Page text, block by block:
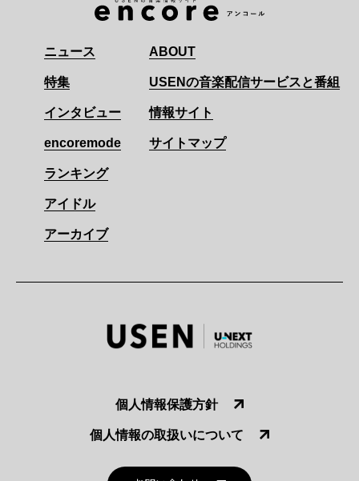
ニュース
特集
インタビュー
encoremode
ランキング
アイドル
アーカイブ
ABOUT
USENの音楽配信サービスと番組
情報サイト
サイトマップ
個人情報保護方針
個人情報の取扱いについて